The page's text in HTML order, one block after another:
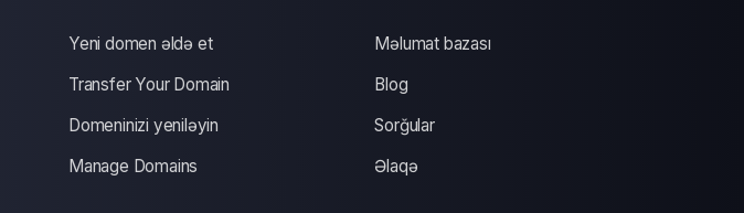
Yeni domen əldə et
Transfer Your Domain
Domeninizi yeniləyin
Manage Domains
Məlumat bazası
Blog
Sorğular
Əlaqə